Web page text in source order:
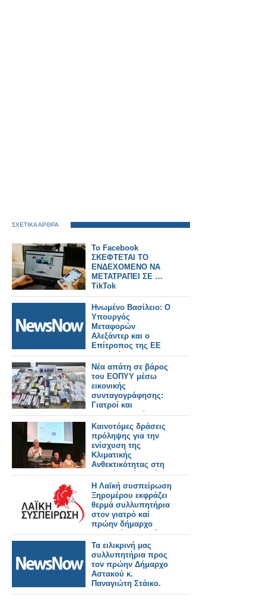
ΣΧΕΤΙΚΑ ΑΡΘΡΑ
Το Facebook
ΣΚΕΦΤΕΤΑΙ ΤΟ
ΕΝΔΕΧΟΜΕΝΟ ΝΑ
ΜΕΤΑΤΡΑΠΕΙ ΣΕ …
TikTok
Ηνωμένο Βασίλειο: Ο
Υπουργός
Μεταφορών
Αλεξάντερ και ο
Επίτροπος της ΕΕ
Τζιτζικώστας, θα
διασφαλίσουν την
ομαλή λειτουργία των
συνοριακών ελέγχων
μέσω του EES.
Νέα απάτη σε βάρος
του ΕΟΠΥΥ μέσω
εικονικής
συνταγογράφησης:
Γιατροί και
φαρμακοποιοί στο
κόλπο, άνω των
400.000 ευρώ η ζημιά
Καινοτόμες δράσεις
πρόληψης για την
ενίσχυση της
Κλιματικής
Ανθεκτικότητας στη
Δυτική Ελλάδα μέσω
του έργου LIFE-IP
AdaptInGR
Η Λαϊκή συσπείρωση
Ξηρομέρου εκφράζει
θερμά συλλυπητήρια
στον γιατρό καί
πρώην δήμαρχο
Αστακού Παναγιώτη
Στάικου
Τα ειλικρινή μας
συλλυπητήρια προς
τον πρώην Δήμαρχο
Αστακού κ.
Παναγιώτη Στάικο.